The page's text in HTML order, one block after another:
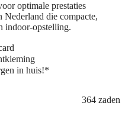
optimale prestaties
die compacte,
indoor-opstelling.
in huis!*
364 zaden